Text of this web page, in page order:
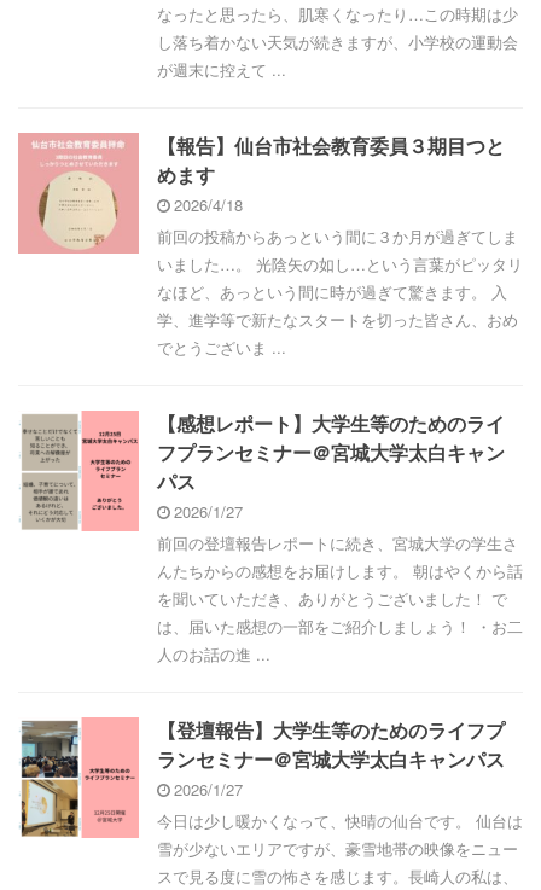
なったと思ったら、肌寒くなったり…この時期は少
し落ち着かない天気が続きますが、小学校の運動会
が週末に控えて ...
【報告】仙台市社会教育委員３期目つと
めます
2026/4/18
前回の投稿からあっという間に３か月が過ぎてしま
いました…。 光陰矢の如し…という言葉がピッタリ
なほど、あっという間に時が過ぎて驚きます。 入
学、進学等で新たなスタートを切った皆さん、おめ
でとうございま ...
【感想レポート】大学生等のためのライ
フプランセミナー＠宮城大学太白キャン
パス
2026/1/27
前回の登壇報告レポートに続き、宮城大学の学生さ
んたちからの感想をお届けします。 朝はやくから話
を聞いていただき、ありがとうございました！ で
は、届いた感想の一部をご紹介しましょう！ ・お二
人のお話の進 ...
【登壇報告】大学生等のためのライフプ
ランセミナー＠宮城大学太白キャンパス
2026/1/27
今日は少し暖かくなって、快晴の仙台です。 仙台は
雪が少ないエリアですが、豪雪地帯の映像をニュー
スで見る度に雪の怖さを感じます。長崎人の私は、